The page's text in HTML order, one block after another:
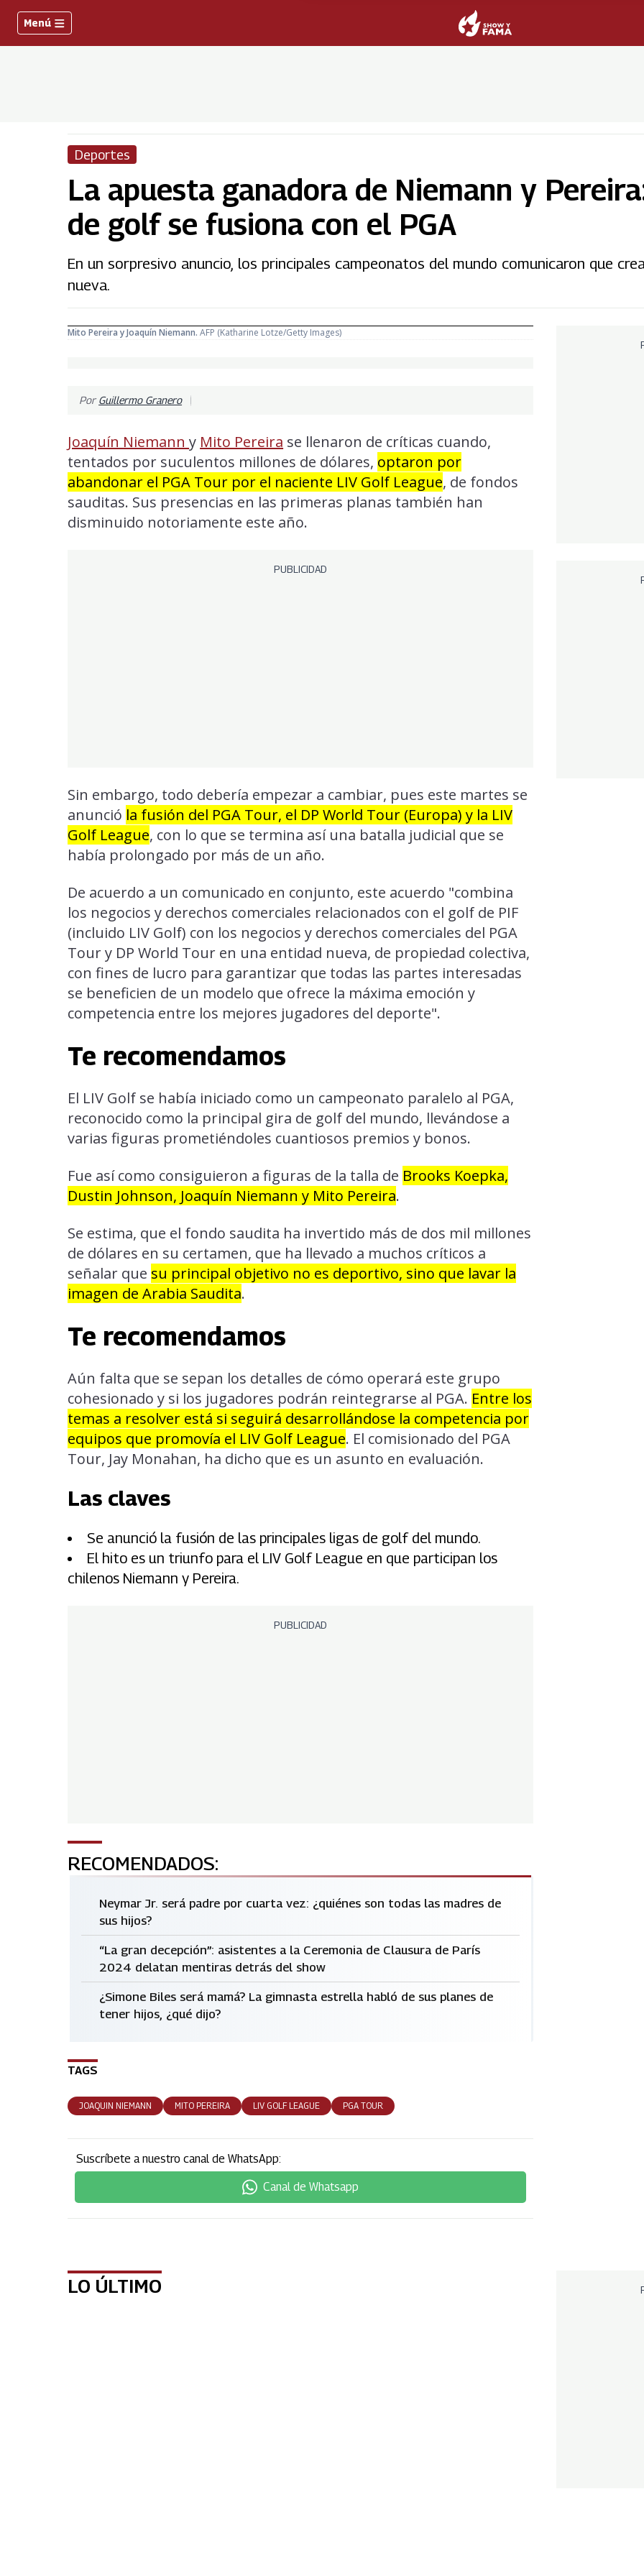
Menú
Deportes
La apuesta ganadora de Niemann y
de golf se fusiona con el PGA
En un sorpresivo anuncio, los principales campeonatos del mundo comunicaron que
nueva.
Mito Pereira y Joaquín Niemann.AFP (Katharine Lotze/Getty Images)
Por Guillermo Granero
Joaquín Niemanny Mito Pereira se llenaron de críticas cuando,
tentados por suculentos millones de dólares, optaron por
abandonar el PGA Tour por el naciente LIV Golf League, de fondos
sauditas. Sus presencias en las primeras planas también han
disminuido notoriamente este año.
PUBLICIDAD
Sin embargo, todo debería empezar a cambiar, pues este martes se
anunció la fusión del PGA Tour, el DP World Tour (Europa) y la LIV
Golf League, con lo que se termina así una batalla judicial que se
había prolongado por más de un año.
De acuerdo a un comunicado en conjunto, este acuerdo "combina
los negocios y derechos comerciales relacionados con el golf de PIF
(incluido LIV Golf) con los negocios y derechos comerciales del PGA
Tour y DP World Tour en una entidad nueva, de propiedad colectiva,
con fines de lucro para garantizar que todas las partes interesadas
se beneficien de un modelo que ofrece la máxima emoción y
competencia entre los mejores jugadores del deporte".
Te recomendamos
El LIV Golf se había iniciado como un campeonato paralelo al PGA,
reconocido como la principal gira de golf del mundo, llevándose a
varias figuras prometiéndoles cuantiosos premios y bonos.
Fue así como consiguieron a figuras de la talla de Brooks Koepka,
Dustin Johnson, Joaquín Niemann y Mito Pereira.
Se estima, que el fondo saudita ha invertido más de dos mil millones
de dólares en su certamen, que ha llevado a muchos críticos a
señalar que su principal objetivo no es deportivo, sino que lavar la
imagen de Arabia Saudita.
Te recomendamos
Aún falta que se sepan los detalles de cómo operará este grupo
cohesionado y si los jugadores podrán reintegrarse al PGA. Entre los
temas a resolver está si seguirá desarrollándose la competencia por
equipos que promovía el LIV Golf League. El comisionado del PGA
Tour, Jay Monahan, ha dicho que es un asunto en evaluación.
Las claves
Se anunció la fusión de las principales ligas de golf del mundo.
El hito es un triunfo para el LIV Golf League en que participan los
chilenos Niemann y Pereira.
PUBLICIDAD
RECOMENDADOS:
Neymar Jr. será padre por cuarta vez: ¿quiénes son todas las madres de
sus hijos?
“La gran decepción”: asistentes a la Ceremonia de Clausura de París
2024 delatan mentiras detrás del show
¿Simone Biles será mamá? La gimnasta estrella habló de sus planes de
tener hijos, ¿qué dijo?
TAGS
JOAQUIN NIEMANN MITO PEREIRA LIV GOLF LEAGUE PGA TOUR
Suscríbete a nuestro canal de WhatsApp:
Canal de Whatsapp
LO ÚLTIMO